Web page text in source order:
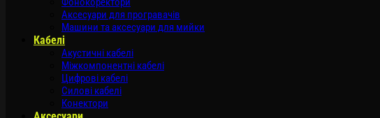
Аксесуари для програвачів
Машини та аксесуари для мийки
Кабелі
Акустичні кабелі
Міжкомпонентні кабелі
Цифрові кабелі
Силові кабелі
Конектори